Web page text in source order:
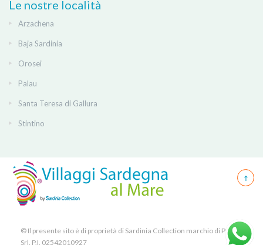
Le nostre località
Arzachena
Baja Sardinia
Orosei
Palau
Santa Teresa di Gallura
Stintino
© Il presente sito è di proprietà di Sardinia Collection marchio di PICK
Srl. P.I. 02542010927